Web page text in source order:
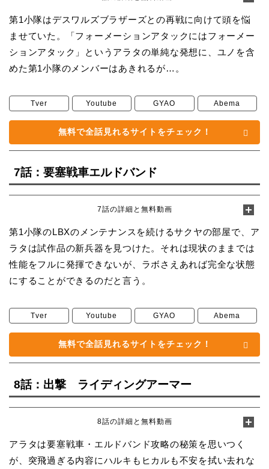
第1小隊はデスワルズブラザーズとの再戦に向けて頭を悩
ませていた。「フォーメーションアタックにはフォーメー
ションアタック」というアラタの単純な発想に、ユノを含
めた第1小隊のメンバーはあきれるが…。
Tver Youtube GYAO Abema
無料で全話見れるサイトをチェック！
7話：要塞戦車エルドバンド
7話の詳細と無料動画
第1小隊のLBXのメンテナンスを続けるサクヤの部屋で、ア
ラタは試作品の新兵器を見つけた。それは現状のままでは
性能をフルに発揮できないが、ラボさえあれば完全な状態
にすることができるのだと言う。
Tver Youtube GYAO Abema
無料で全話見れるサイトをチェック！
8話：出撃 ライディングアーマー
8話の詳細と無料動画
アラタは要塞戦車・エルドバンド攻略の秘策を思いつく
が、突飛過ぎる内容にハルキもヒカルも不安を拭い去れな